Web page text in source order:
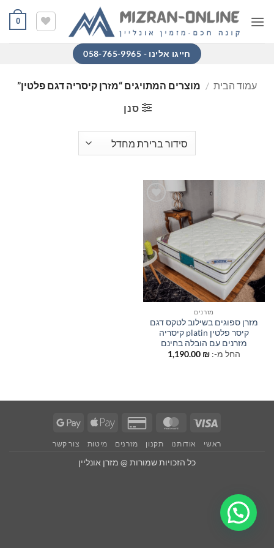
0
חייגו אלינו - 058-765-9965
עמוד הבית / מוצרים המתויגים “מזרן קיסריה דגם פלטין”
סנן
שאהבתי
מזרנים
מזרן ספוגים בשילוב לטקס דגם
קיסר פלטין platin קיסריה
מזרנים עם הובלה בחינם
החל מ-:
1,190.00 ₪
Visa
MasterCard
Credit
2
Apple
Google
ראשי אודותנו תקנון מזרנים מיטות צור קשר
כל הזכויות שמורות @ מזרן אונליין